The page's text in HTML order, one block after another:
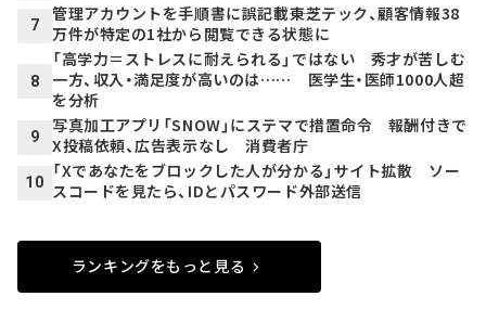
7
管理アカウントを手順書に誤記載――東芝テック、顧客情報38
万件が特定の1社から閲覧できる状態に
8
「高学力＝ストレスに耐えられる」ではない 秀才が苦しむ
一方、収入・満足度が高いのは…… 医学生・医師1000人超
を分析
9
写真加工アプリ「SNOW」にステマで措置命令 報酬付きで
X投稿依頼、広告表示なし 消費者庁
10
「Xであなたをブロックした人が分かる」サイト拡散 ソー
スコードを見たら、IDとパスワード外部送信
ランキングをもっと見る